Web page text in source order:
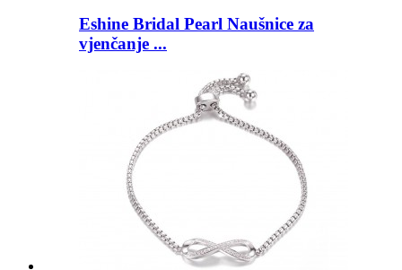
Eshine Bridal Pearl Naušnice za
vjenčanje ...